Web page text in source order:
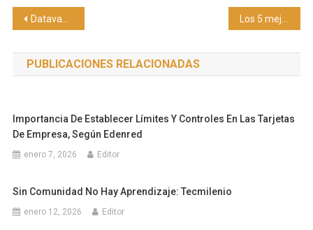
Navegación
de
entradas
Datavault AI hace balance de un fin de semana de alto impacto en la Super Bowl LX
PUBLICACIONES RELACIONADAS
Importancia De Establecer Límites Y Controles En Las Tarjetas
De Empresa, Según Edenred
enero 7, 2026 Editor
Sin Comunidad No Hay Aprendizaje: Tecmilenio
enero 12, 2026 Editor